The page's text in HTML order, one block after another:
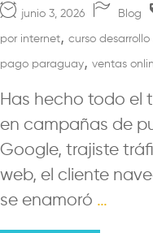
junio 3, 2026 Blog
por internet, curso
pago paraguay, ventas
Has hecho todo el
en campañas de
Google, trajiste
web, el cliente
se enamoró …